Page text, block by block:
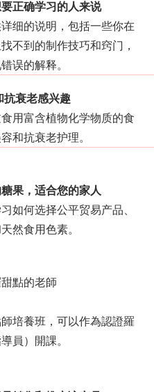
正确学习的人来说
细的说明，包括一些你在
不到的制作技巧和窍门，
误的解释。
抗衰老感兴趣
用富含植物化学物质的食
和抗衰老护理。
果，适合您的家人
如何选择公平贸易产品、
然食用色素。
點的老師
培養班，可以作為認證羅
員）開課。